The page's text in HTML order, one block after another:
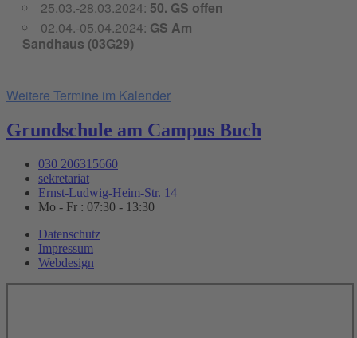
25.03.-28.03.2024: 50. GS offen
02.04.-05.04.2024: GS Am
Sandhaus (03G29)
Weitere Termine im Kalender
Grundschule am Campus Buch
030 206315660
sekretariat
Ernst-Ludwig-Heim-Str. 14
Mo - Fr : 07:30 - 13:30
Datenschutz
Impressum
Webdesign